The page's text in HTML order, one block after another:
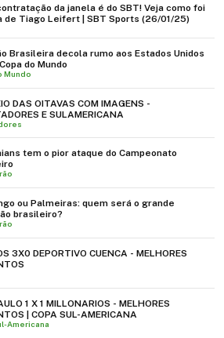
da janela é do SBT! Veja como foi
de Tiago Leifert | SBT Sports (26/01/25)
Brasileira decola rumo aos Estados Unidos
do Mundo
Mundo
DAS OITAVAS COM IMAGENS -
E SULAMERICANA
tem o pior ataque do Campeonato
ou Palmeiras: quem será o grande
brasileiro?
3X0 DEPORTIVO CUENCA - MELHORES
1 X 1 MILLONARIOS - MELHORES
| COPA SUL-AMERICANA
Americana